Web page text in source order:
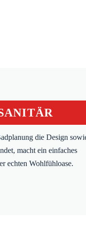
die Design
macht ein einfaches
echten Wohlfühloase.